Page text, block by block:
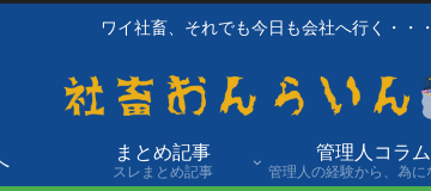
ワイ社畜、それでも今日も会社へ行く・・・
まとめ記事
スレまとめ記事
管理人コラム